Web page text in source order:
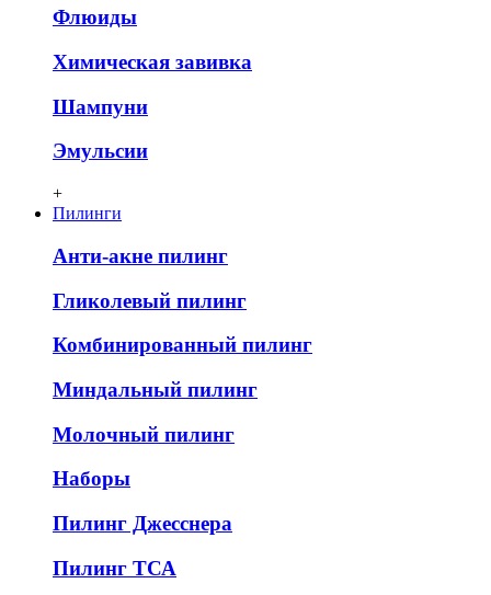
Флюиды
Химическая завивка
Шампуни
Эмульсии
+
Пилинги
Анти-акне пилинг
Гликолевый пилинг
Комбинированный пилинг
Миндальный пилинг
Молочный пилинг
Наборы
Пилинг Джесснера
Пилинг ТСА